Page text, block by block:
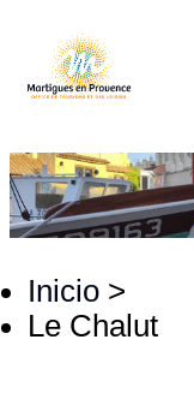
Inicio >
Le Chalut